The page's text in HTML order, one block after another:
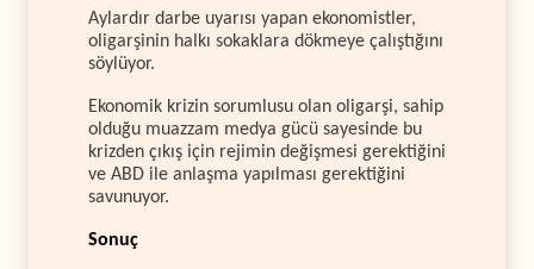
Aylardır darbe uyarısı yapan ekonomistler,
oligarşinin halkı sokaklara dökmeye çalıştığını
söylüyor.
Ekonomik krizin sorumlusu olan oligarşi, sahip
olduğu muazzam medya gücü sayesinde bu
krizden çıkış için rejimin değişmesi gerektiğini
ve ABD ile anlaşma yapılması gerektiğini
savunuyor.
Sonuç